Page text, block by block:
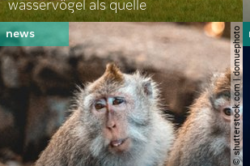
wasservögel als quelle
© shutterstock.com | domuephoto